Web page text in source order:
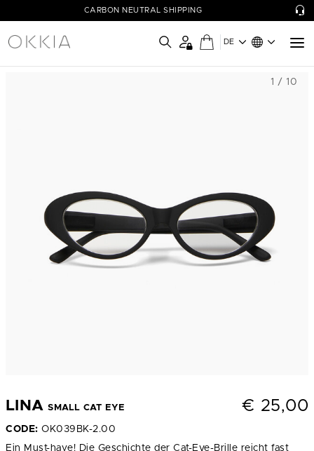
CARBON NEUTRAL SHIPPING
DE
1 / 10
LINASMALL CAT EYE € 25,00
CODE: OK039BK-2.00
Ein Must-have! Die Geschichte der Cat-Eye-Brille reicht fast